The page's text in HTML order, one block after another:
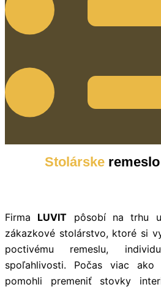
Stolárske
Firma LUVIT pôsobí na trhu
zákazkové stolárstvo, ktoré si
poctivému remeslu,
spoľahlivosti. Počas viac
pomohli premeniť stovky